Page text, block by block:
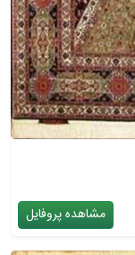
مشاهده پروفایل